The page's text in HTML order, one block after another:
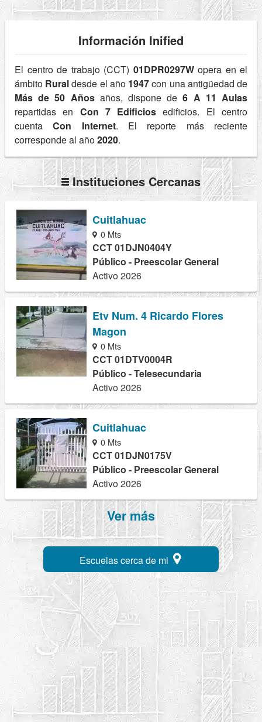
Información Inified
El centro de trabajo (CCT) 01DPR0297Wopera en el
ámbito Ruraldesde el año 1947con una antigüedad de
Más de 50 Añosaños, dispone de6 A 11 Aulas
repartidas en Con 7 Edificios edificios. El centro
cuentaCon Internet. El reporte más reciente
corresponde al año2020.
Instituciones Cercanas
Cuitlahuac
0 Mts
CCT 01DJN0404Y
Público - Preescolar General
Activo 2026
Etv Num. 4 Ricardo Flores
Magon
0 Mts
CCT 01DTV0004R
Público - Telesecundaria
Activo 2026
Cuitlahuac
0 Mts
CCT 01DJN0175V
Público - Preescolar General
Activo 2026
Ver más
Escuelas cerca de mi